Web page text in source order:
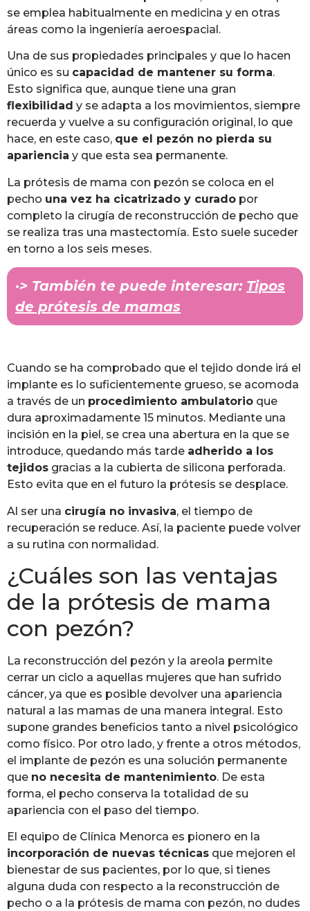
se emplea habitualmente en medicina y en otras
áreas como la ingeniería aeroespacial.
Una de sus propiedades principales y que lo hacen
único es su capacidad de mantener su forma.
Esto significa que, aunque tiene una gran
flexibilidad y se adapta a los movimientos, siempre
recuerda y vuelve a su configuración original, lo que
hace, en este caso, que el pezón no pierda su
apariencia y que esta sea permanente.
La prótesis de mama con pezón se coloca en el
pecho una vez ha cicatrizado y curado por
completo la cirugía de reconstrucción de pecho que
se realiza tras una mastectomía. Esto suele suceder
en torno a los seis meses.
·> También te puede interesar: Tipos
de prótesis de mamas
Cuando se ha comprobado que el tejido donde irá el
implante es lo suficientemente grueso, se acomoda
a través de un procedimiento ambulatorio que
dura aproximadamente 15 minutos. Mediante una
incisión en la piel, se crea una abertura en la que se
introduce, quedando más tarde adherido a los
tejidos gracias a la cubierta de silicona perforada.
Esto evita que en el futuro la prótesis se desplace.
Al ser una cirugía no invasiva, el tiempo de
recuperación se reduce. Así, la paciente puede volver
a su rutina con normalidad.
¿Cuáles son las ventajas
de la prótesis de mama
con pezón?
La reconstrucción del pezón y la areola permite
cerrar un ciclo a aquellas mujeres que han sufrido
cáncer, ya que es posible devolver una apariencia
natural a las mamas de una manera integral. Esto
supone grandes beneficios tanto a nivel psicológico
como físico. Por otro lado, y frente a otros métodos,
el implante de pezón es una solución permanente
que no necesita de mantenimiento. De esta
forma, el pecho conserva la totalidad de su
apariencia con el paso del tiempo.
El equipo de Clínica Menorca es pionero en la
incorporación de nuevas técnicas que mejoren el
bienestar de sus pacientes, por lo que, si tienes
alguna duda con respecto a la reconstrucción de
pecho o a la prótesis de mama con pezón, no dudes